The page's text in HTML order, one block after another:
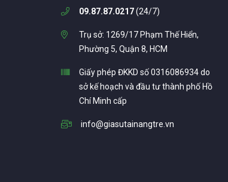
09.87.87.0217(24/7)
Trụ sở: 1269/17 Phạm Thế Hiển,
Phường 5, Quận 8, HCM
Giấy phép ĐKKD số 0316086934 do
sở kế hoạch và đầu tư thành phố Hồ
Chí Minh cấp
info@giasutainangtre.vn